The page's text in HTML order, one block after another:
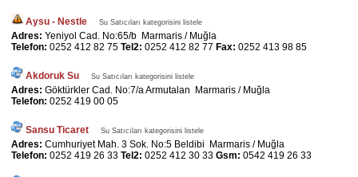
Aysu - Nestle Su Satıcıları kategorisini listele
Adres: Yeniyol Cad. No:65/b Marmaris / Muğla
Telefon: 0252 412 82 75 Tel2: 0252 412 82 77 Fax: 0252 413 98 85
Akdoruk Su Su Satıcıları kategorisini listele
Adres: Göktürkler Cad. No:7/a Armutalan Marmaris / Muğla
Telefon: 0252 419 00 05
Sansu Ticaret Su Satıcıları kategorisini listele
Adres: Cumhuriyet Mah. 3 Sok. No:5 Beldibi Marmaris / Muğla
Telefon: 0252 419 26 33 Tel2: 0252 412 30 33 Gsm: 0542 419 26 33